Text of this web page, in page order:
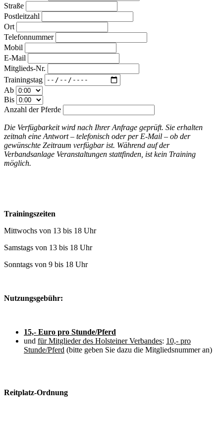
Straße
Postleitzahl
Ort
Telefonnummer
Mobil
E-Mail
Mitglieds-Nr.
Trainingstag
Ab
Bis
Anzahl der Pferde
Die Verfügbarkeit wird nach Ihrer Anfrage geprüft. Sie erhalten
zeitnah eine Antwort – telefonisch oder per E-Mail – ob der
gewünschte Zeitraum verfügbar ist. Während auf der
Verbandsanlage Veranstaltungen stattfinden, ist kein Training
möglich.
Trainingszeiten
Mittwochs von 13 bis 18 Uhr
Samstags von 13 bis 18 Uhr
Sonntags von 9 bis 18 Uhr
Nutzungsgebühr:
15,- Euro pro Stunde/Pferd
und für Mitglieder des Holsteiner Verbandes: 10,- pro
Stunde/Pferd (bitte geben Sie dazu die Mitgliedsnummer an)
Reitplatz-Ordnung